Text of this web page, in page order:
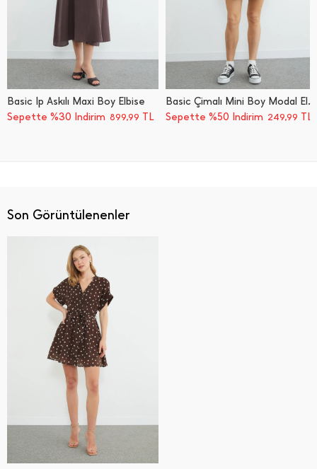
Basic İ̇p Askılı Maxi Boy Elbise
Sepette %30 İndirim 899,99 TL
Basic Çimalı Mini Boy Modal Elbise
Sepette %50 İndirim 249,99 TL
Son Görüntülenenler